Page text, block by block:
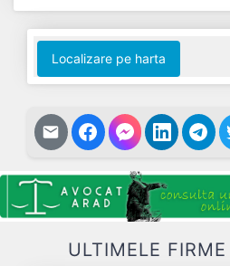
End of interactive chart.
Localizare pe harta
ULTIMELE